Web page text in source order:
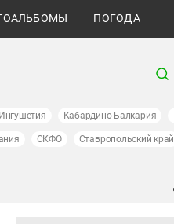
ПОГОДА
Ингушетия Кабардино-Балкария
СКФО Ставропольский край